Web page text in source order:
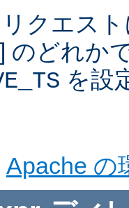
クエス
のどれか
を設
Apache の